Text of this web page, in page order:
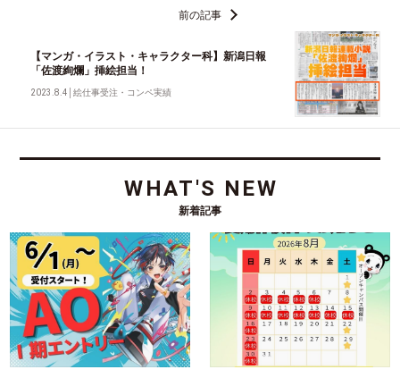
前の記事
【マンガ・イラスト・キャラクター科】新潟日報
「佐渡絢爛」挿絵担当！
2023.8.4 │絵仕事受注・コンペ実績
WHAT'S NEW
新着記事